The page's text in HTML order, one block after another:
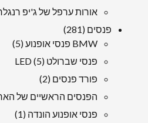
אורות ערפל של ג'יפ
פנסים 281
281
מוצרים BMW פנסי אופנוע 5
5
פנסי שברולט LED 5
5
מוצרים
פורד פנסים 2
2
מוצרים
הפנסים הראשיים של
פנסי אופנוע הונדה 1
1